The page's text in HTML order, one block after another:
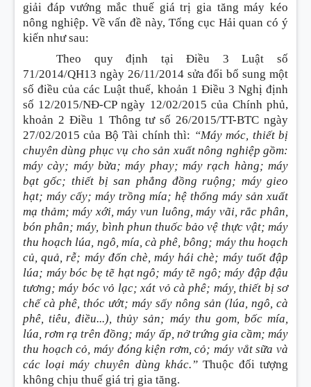
giải đáp vướng mắc thuế giá trị gia tăng máy kéo
nông nghiệp. Về vấn đề này, Tổng cục Hải quan có ý
kiến như sau:
Theo quy định tại Điều 3 Luật số
71/2014/QH13 ngày 26/11/2014 sửa đổi bổ sung một
số điều của các Luật thuế, khoản 1 Điều 3 Nghị định
số 12/2015/NĐ-CP ngày 12/02/2015 của Chính phủ,
khoản 2 Điều 1 Thông tư số 26/2015/TT-BTC ngày
27/02/2015 của Bộ Tài chính thì: “Máy móc, thiết bị
chuyên dùng phục vụ cho sản xuất nông nghiệp gồm:
máy cày; máy bừa; máy phay; máy rạch hàng; máy
bạt gốc; thiết bị san phẳng đồng ruộng; máy gieo
hạt; máy cấy; máy trồng mía; hệ thống máy sản xuất
mạ thảm; máy xới, máy vun luông, máy vãi, rắc phân,
bón phân; máy, bình phun thuốc bảo vệ thực vật; máy
thu hoạch lúa, ngô, mía, cà phê, bông; máy thu hoạch
củ, quả, rễ; máy đốn chè, máy hái chè; máy tuốt đập
lúa; máy bóc bẹ tẽ hạt ngô; máy tẽ ngô; máy đập đậu
tương; máy bóc vỏ lạc; xát vỏ cà phê; máy, thiết bị sơ
chế cà phê, thóc ướt; máy sấy nông sản (lúa, ngô, cà
phê, tiêu, điều...), thủy sản; máy thu gom, bốc mía,
lúa, rơm rạ trên đồng; máy ấp, nở trứng gia cầm; máy
thu hoạch cỏ, máy đóng kiện rơm, cỏ; máy vắt sữa và
các loại máy chuyên dùng khác.” Thuộc đối tượng
không chịu thuế giá trị gia tăng.